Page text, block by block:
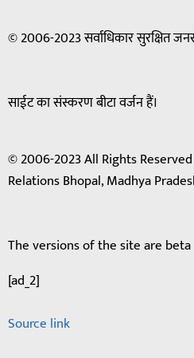
© 2006-2023 सर्वाधिकार सुरक्षित
साईट का संस्करण बीटा वर्जन हैं।
© 2006-2023 All Rights
Relations Bhopal, Madhya
The versions of the site are
[ad_2]
Source link